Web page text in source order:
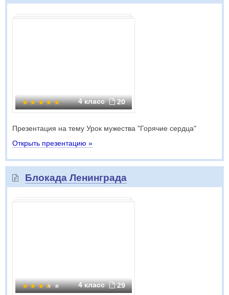
4 класс 20
Презентация на тему Урок мужества "Горячие сердца"
Открыть презентацию »
Блокада Ленинграда
4 класс 29